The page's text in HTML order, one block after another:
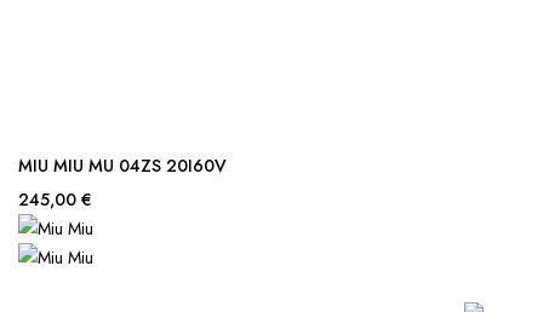
MIU MIU MU 04ZS 20I60V
245,00 €